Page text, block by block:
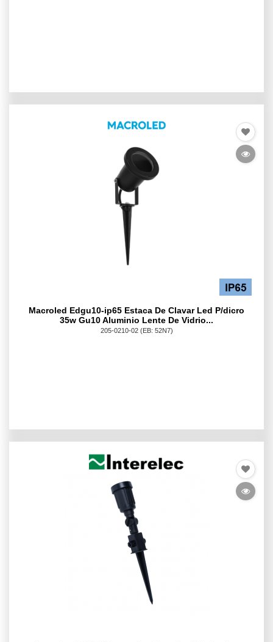
Macroled Edgu10-ip65 Estaca De Clavar Led P/dicro
35w Gu10 Aluminio Lente De Vidrio...
205-0210-02(EB: 52N7)